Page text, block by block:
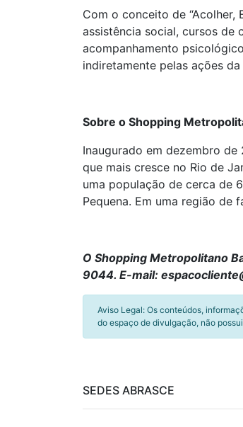
Com o conceito de “Acolher,
assistência social, cursos de
acompanhamento
indiretamente pelas ações
Sobre o Shopping
Inaugurado em dezembro
que mais cresce no Rio de
uma população de cerca de
Pequena. Em uma região de
O Shopping Metropolitano
9044. E-mail:
Aviso Legal: Os conteúdos,
do espaço de divulgação, não
SEDES ABRASCE